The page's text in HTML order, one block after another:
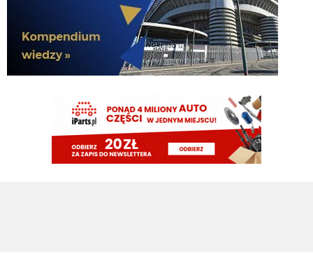
Jak Ausilio może cokolwiek zamknąć, jak to nie on wykłada kasę. Ja
rozumiem jakby od czasu do czasu coś naburaczył, ale bez jaj, że ktoś na
serio może uważać, że człowiek na tym stanowisku nie potrafi doprowadzić
do końca jednych negocjacji za drugimi.
09.08.2026 13:38
🚨 BREAKING: Curtis Jones is Inter's real midfield target this summer. 🏴󠁧󠁢󠁥󠁮󠁧󠁿⚫️🔵
And it may not be Frattesi who is sacrificed to fund the move. Stankovic could
be the one to leave if the right offer arrives. [GDS]